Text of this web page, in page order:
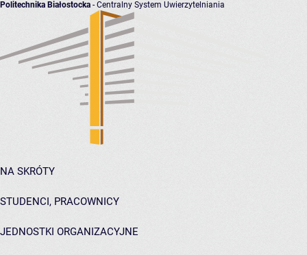
Politechnika Białostocka - Centralny System Uwierzytelniania
NA SKRÓTY
STUDENCI, PRACOWNICY
JEDNOSTKI ORGANIZACYJNE